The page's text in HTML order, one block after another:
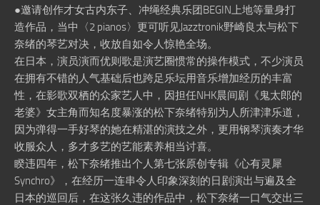
●邀请创作才女古内东子、冲绳经典乐团BEGIN上地等量身打
造作品，当中〈2 pianos〉更可听见Jazztronik野崎良太与松下
奈绪的琴艺对决，收放自如令人惊艳全场。
在日本，演员演而优则歌是演艺圈惯常的操作模式，不少演员
在拥有不错的人气基础后也跨足乐坛用音乐增加经历的丰富
性，在影歌双栖的众家艺人中，因担任NHK晨间剧《鬼太郎的
老婆》女主角而知名度暴涨的松下奈绪特别为人所津津乐道，
因为弹得一手好琴的她在精湛的演技之外，更用钢琴演奏才华
收服众人，多才多艺的艺能素养相当讨喜。
睽违四年，松下奈绪推出个人第七张原创专辑《心有灵犀
Synchro》，在经历一连串令人印象深刻的日剧演出与遍及全
日本的巡回后，在这张久违的作品中，松下奈绪一口气交出三